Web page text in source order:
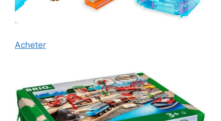
Acheter